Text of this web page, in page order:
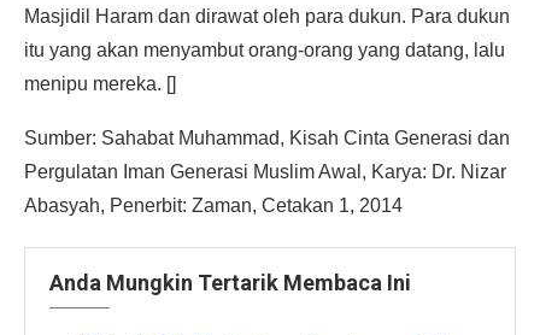
Masjidil Haram dan dirawat oleh para dukun. Para dukun
itu yang akan menyambut orang-orang yang datang, lalu
menipu mereka. []
Sumber: Sahabat Muhammad, Kisah Cinta Generasi dan
Pergulatan Iman Generasi Muslim Awal, Karya: Dr. Nizar
Abasyah, Penerbit: Zaman, Cetakan 1, 2014
Anda Mungkin Tertarik Membaca Ini